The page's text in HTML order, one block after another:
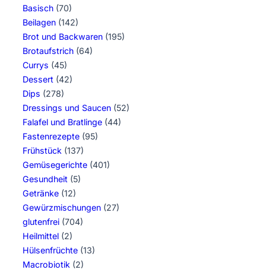
Basisch (70)
Beilagen (142)
Brot und Backwaren (195)
Brotaufstrich (64)
Currys (45)
Dessert (42)
Dips (278)
Dressings und Saucen (52)
Falafel und Bratlinge (44)
Fastenrezepte (95)
Frühstück (137)
Gemüsegerichte (401)
Gesundheit (5)
Getränke (12)
Gewürzmischungen (27)
glutenfrei (704)
Heilmittel (2)
Hülsenfrüchte (13)
Macrobiotik (2)